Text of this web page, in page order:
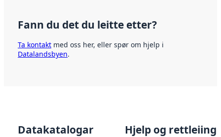
Fann du det du leitte etter?
Ta kontakt med oss her, eller spør om hjelp i
Datalandsbyen.
Datakatalogar Hjelp og rettleiing